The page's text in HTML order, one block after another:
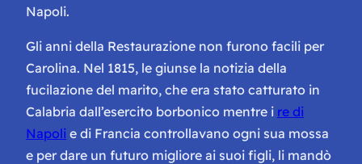
Napoli.
Gli anni della Restaurazione non furono facili per
Carolina. Nel 1815, le giunse la notizia della
fucilazione del marito, che era stato catturato in
Calabria dall’esercito borbonico mentre i re di
Napoli e di Francia controllavano ogni sua mossa
e per dare un futuro migliore ai suoi figli, li mandò